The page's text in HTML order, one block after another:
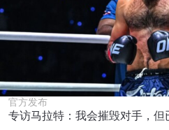
官方发布
专访马拉特：我会摧毁对手，但